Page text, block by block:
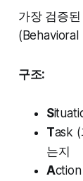
가장 검증
구조:
S
Task
는지
Action